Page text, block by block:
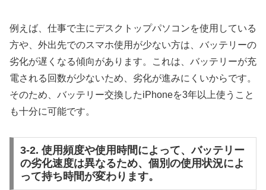
例えば、仕事で主にデスクトップパソコンを使用している
方や、外出先でのスマホ使用が少ない方は、バッテリーの
劣化が遅くなる傾向があります。これは、バッテリーが充
電される回数が少ないため、劣化が進みにくいからです。
そのため、バッテリー交換したiPhoneを3年以上使うこと
も十分に可能です。
3-2. 使用頻度や使用時間によって、バッテリー
の劣化速度は異なるため、個別の使用状況によ
って持ち時間が変わります。